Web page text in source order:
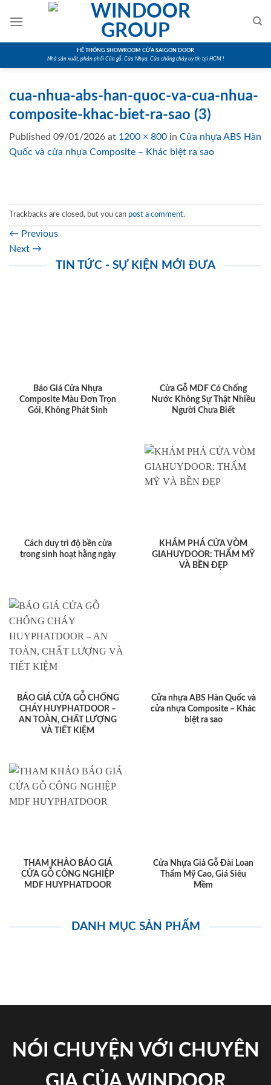
HỆ THỐNG SHOWROOM CỬA SAIGON DOOR
Nhà sản xuất, phân phối Cửa gỗ, Cửa Nhựa, Cửa chống cháy uy tín tại HCM !
cua-nhua-abs-han-quoc-va-cua-nhua-
composite-khac-biet-ra-sao (3)
Published 09/01/2026 at 1200 × 800 in Cửa nhựa ABS Hàn
Quốc và cửa nhựa Composite – Khác biệt ra sao
Trackbacks are closed, but you can post a comment.
← Previous
Next →
TIN TỨC - SỰ KIỆN MỚI ĐƯA
Báo Giá Cửa Nhựa
Composite Màu Đơn Trọn
Gói, Không Phát Sinh
Cửa Gỗ MDF Có Chống
Nước Không Sự Thật Nhiều
Người Chưa Biết
Cách duy trì độ bền cửa
trong sinh hoạt hằng ngày
KHÁM PHÁ CỬA VÒM
GIAHUYDOOR: THẨM MỸ
VÀ BỀN ĐẸP
BÁO GIÁ CỬA GỖ CHỐNG
CHÁY HUYPHATDOOR –
AN TOÀN, CHẤT LƯỢNG
VÀ TIẾT KIỆM
Cửa nhựa ABS Hàn Quốc và
cửa nhựa Composite – Khác
biệt ra sao
THAM KHẢO BÁO GIÁ
CỬA GỖ CÔNG NGHIỆP
MDF HUYPHATDOOR
Cửa Nhựa Giả Gỗ Đài Loan
Thẩm Mỹ Cao, Giá Siêu
Mềm
DANH MỤC SẢN PHẨM
NÓI CHUYỆN VỚI CHUYÊN